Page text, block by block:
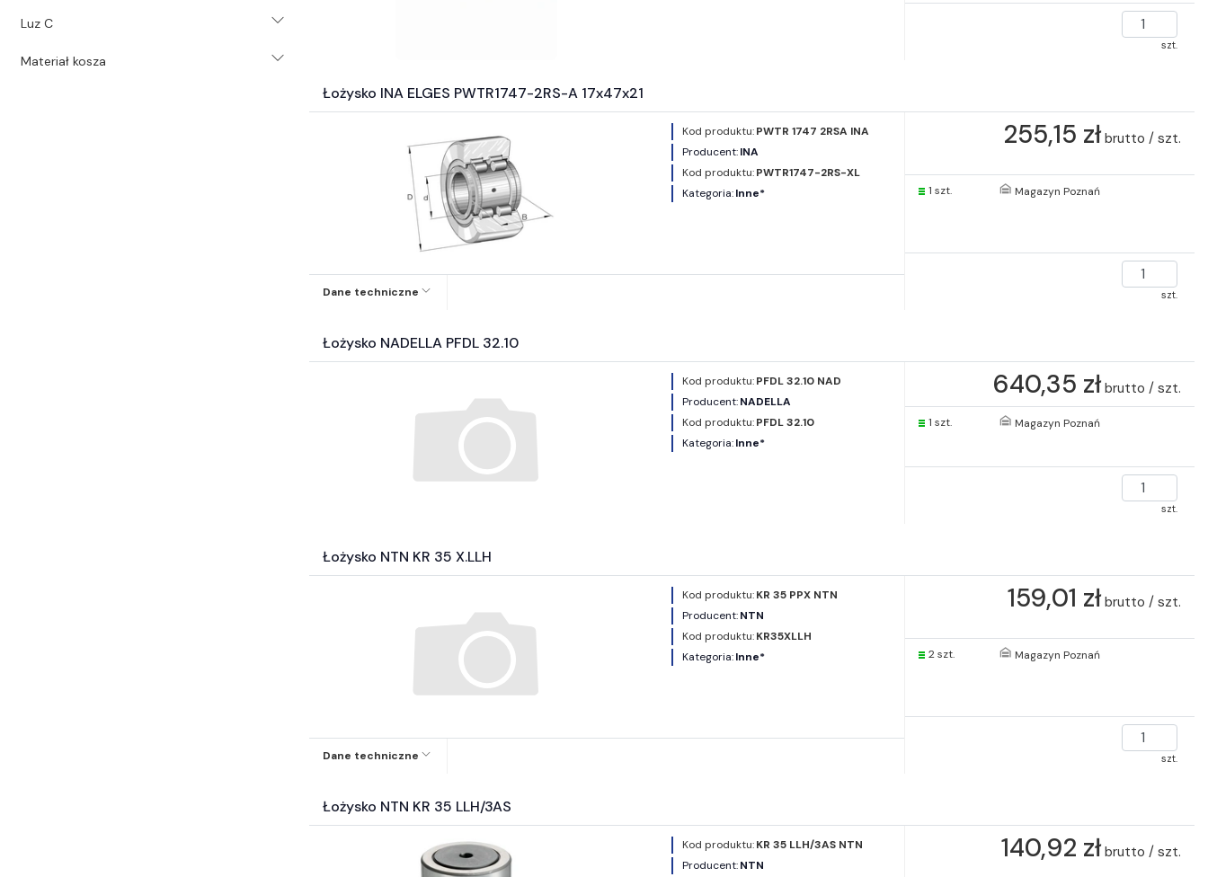
Świece (203)
Uszczelnienia (39078)
Luz C
Materiał kosza
szt.
Łożysko INA ELGES PWTR1747-2RS-A 17x47x21
Kod produktu:PWTR 1747 2RSA INA
Producent:INA
Kod produktu:PWTR1747-2RS-XL
Kategoria:Inne*
Dane techniczne
255,15 zł brutto / szt.
1 szt. Magazyn Poznań
szt.
Łożysko NADELLA PFDL 32.10
Kod produktu:PFDL 32.10 NAD
Producent:NADELLA
Kod produktu:PFDL 32.10
Kategoria:Inne*
640,35 zł brutto / szt.
1 szt. Magazyn Poznań
szt.
Łożysko NTN KR 35 X.LLH
Kod produktu:KR 35 PPX NTN
Producent:NTN
Kod produktu:KR35XLLH
Kategoria:Inne*
Dane techniczne
159,01 zł brutto / szt.
2 szt. Magazyn Poznań
szt.
Łożysko NTN KR 35 LLH/3AS
Kod produktu:KR 35 LLH/3AS NTN
Producent:NTN
140,92 zł brutto / szt.